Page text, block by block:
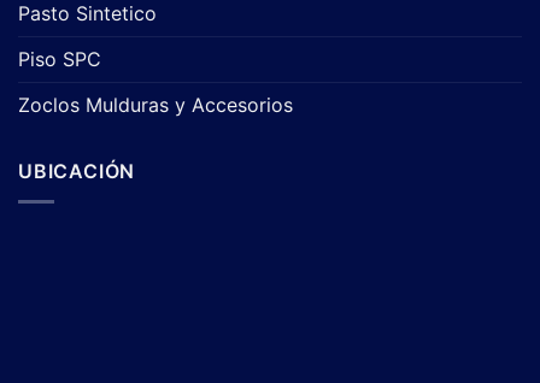
Pasto Sintetico
Piso SPC
Zoclos Mulduras y Accesorios
UBICACIÓN